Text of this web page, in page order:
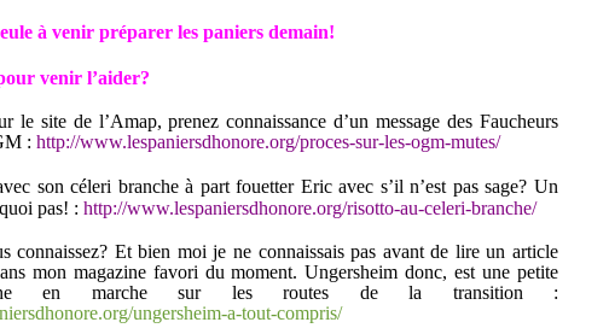
à venir préparer les paniers demain!
venir l’aider?
le site de l’Amap, prenez connaissance d’un message des Faucheurs
: http://www.lespaniersdhonore.org/proces-sur-les-ogm-mutes/
son céleri branche à part fouetter Eric avec s’il n’est pas sage? Un
pas! : http://www.lespaniersdhonore.org/risotto-au-celeri-branche/
connaissez? Et bien moi je ne connaissais pas avant de lire un article
mon magazine favori du moment. Ungersheim donc, est une petite
en marche sur les routes de la transition :
ungersheim-a-tout-compris/